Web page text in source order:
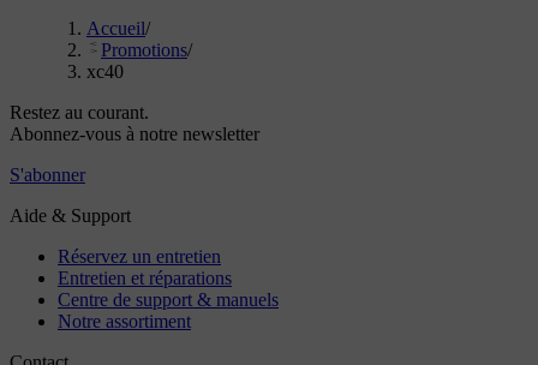
Accueil/
Promotions/
xc40